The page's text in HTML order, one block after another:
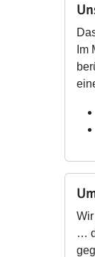
Im
…